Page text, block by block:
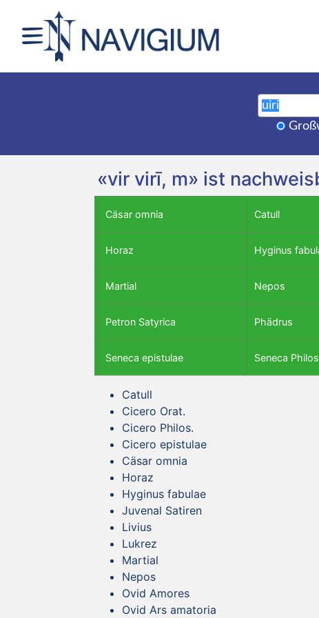
«vir virī, m» ist
Cäsar omnia Catull
Horaz Hyginus
Martial Nepos
Petron Satyrica Phädrus
Seneca epistulae Seneca
Catull
Cicero Orat.
Cicero Philos.
Cicero epistulae
Cäsar omnia
Horaz
Hyginus fabulae
Juvenal Satiren
Livius
Lukrez
Martial
Nepos
Ovid Amores
Ovid Ars amatoria